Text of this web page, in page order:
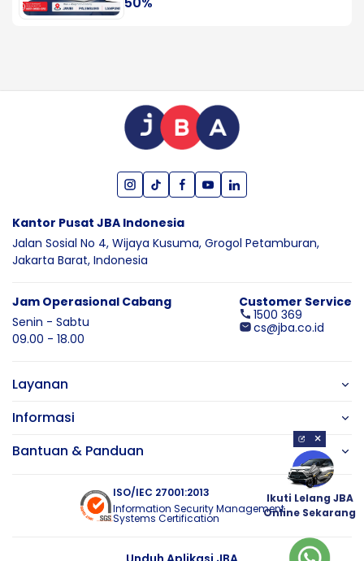
Kantor Pusat JBA Indonesia
Jalan Sosial No 4, Wijaya Kusuma, Grogol Petamburan,
Jakarta Barat, Indonesia
Jam Operasional Cabang
Senin - Sabtu
09.00 - 18.00
Customer Service
1500 369
cs@jba.co.id
Layanan
Informasi
Bantuan & Panduan
ISO/IEC 27001:2013
Information Security Management
Systems Certification
×
Ikuti Lelang JBA
Online Sekarang